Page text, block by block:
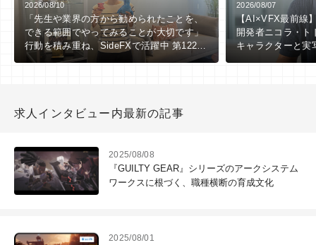
2026/08/10
「先生や業界の方から勧められたことを、
できる範囲でやってみることが大切です」
行動を積み重ね、SideFXで活躍中 第122
回：奥野莉奈（Houdini FX Artist /
2026/08/07
【AI×VFX最前線
開発者ニコラ・ト
キャラクターと実
求人インタビュー内最新の記事
2025/08/08
『GUILTY GEAR』シリーズのアークシステム
ワークスに根づく、職種横断の育成文化
2025/08/01